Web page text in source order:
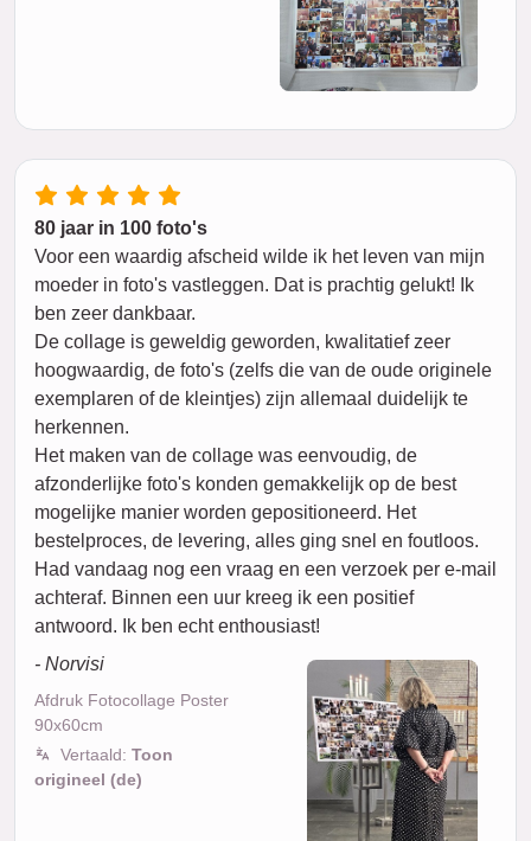
80 jaar in 100 foto's
Voor een waardig afscheid wilde ik het leven van mijn
moeder in foto's vastleggen. Dat is prachtig gelukt! Ik
ben zeer dankbaar.
De collage is geweldig geworden, kwalitatief zeer
hoogwaardig, de foto's (zelfs die van de oude originele
exemplaren of de kleintjes) zijn allemaal duidelijk te
herkennen.
Het maken van de collage was eenvoudig, de
afzonderlijke foto's konden gemakkelijk op de best
mogelijke manier worden gepositioneerd. Het
bestelproces, de levering, alles ging snel en foutloos.
Had vandaag nog een vraag en een verzoek per e-mail
achteraf. Binnen een uur kreeg ik een positief
antwoord. Ik ben echt enthousiast!
- Norvisi
Afdruk Fotocollage Poster
90x60cm
Vertaald: Toon
origineel (de)